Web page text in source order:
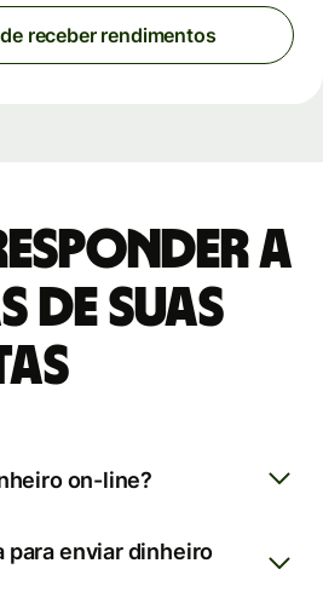
receber rendimentos
a
de suas
on-line?
para enviar dinheiro